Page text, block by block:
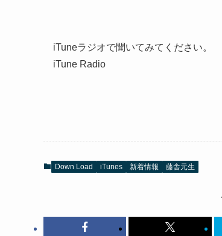
iTuneラジオで聞いてみてください。
iTune Radio
Down Load iTunes 新着情報 藤舎元生